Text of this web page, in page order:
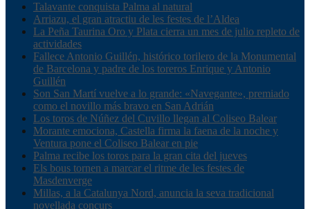
Talavante conquista Palma al natural
Arriazu, el gran atractiu de les festes de l’Aldea
La Peña Taurina Oro y Plata cierra un mes de julio repleto de
actividades
Fallece Antonio Guillén, histórico torilero de la Monumental
de Barcelona y padre de los toreros Enrique y Antonio
Guillén
Son San Martí vuelve a lo grande: «Navegante», premiado
como el novillo más bravo en San Adrián
Los toros de Núñez del Cuvillo llegan al Coliseo Balear
Morante emociona, Castella firma la faena de la noche y
Ventura pone el Coliseo Balear en pie
Palma recibe los toros para la gran cita del jueves
Els bous tornen a marcar el ritme de les festes de
Masdenverge
Millas, a la Catalunya Nord, anuncia la seva tradicional
novellada concurs